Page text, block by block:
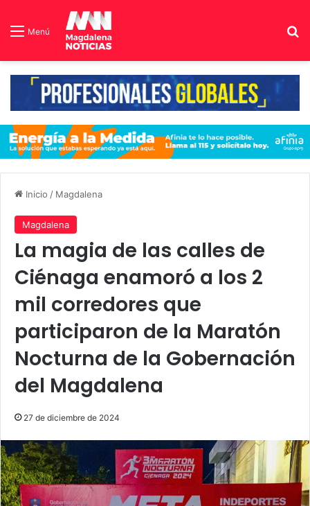
Menú
Inicio / Magdalena
Magdalena
La magia de las calles de
Ciénaga enamoró a los 2
mil corredores que
participaron de la Maratón
Nocturna de la Gobernación
del Magdalena
27 de diciembre de 2024